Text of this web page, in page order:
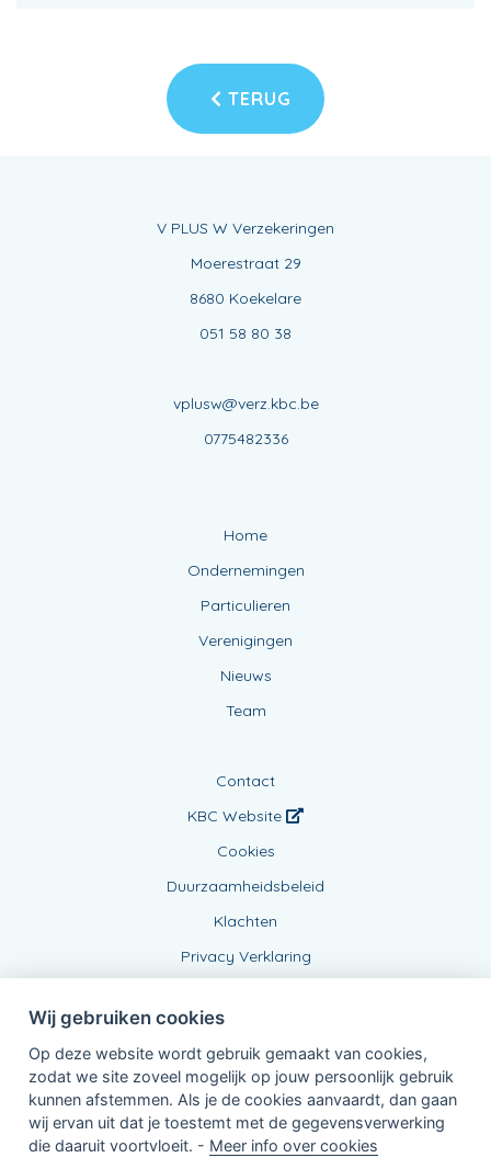
TERUG
V PLUS W Verzekeringen
Moerestraat 29
8680 Koekelare
051 58 80 38
vplusw@verz.kbc.be
0775482336
Home
Ondernemingen
Particulieren
Verenigingen
Nieuws
Team
Contact
KBC Website
Cookies
Duurzaamheidsbeleid
Klachten
Privacy Verklaring
Verbonden Agent, 0775482336
van KBC Verzekeringen nv
Wij gebruiken cookies
Op deze website wordt gebruik gemaakt van cookies,
zodat we site zoveel mogelijk op jouw persoonlijk gebruik
kunnen afstemmen. Als je de cookies aanvaardt, dan gaan
wij ervan uit dat je toestemt met de gegevensverwerking
die daaruit voortvloeit. - Meer info over cookies